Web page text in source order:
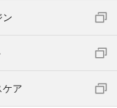
ン
ケア